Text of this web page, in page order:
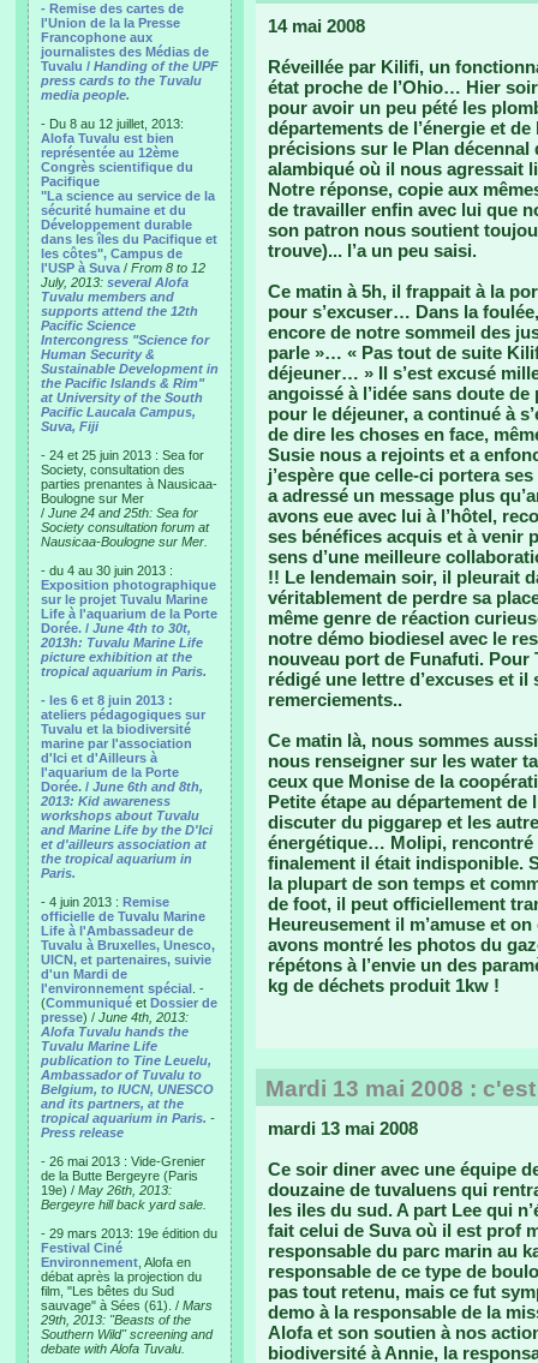
- Remise des cartes de
l'Union de la la Presse
Francophone aux
journalistes des Médias de
Tuvalu / Handing of the UPF
press cards to the Tuvalu
media people.
- Du 8 au 12 juillet, 2013:
Alofa Tuvalu est bien
représentée au 12ème
Congrès scientifique du
Pacifique
"La science au service de la
sécurité humaine et du
Développement durable
dans les îles du Pacifique et
les côtes", Campus de
l'USP à Suva / From 8 to 12
July, 2013: several Alofa
Tuvalu members and
supports attend the 12th
Pacific Science
Intercongress "Science for
Human Security &
Sustainable Development in
the Pacific Islands & Rim"
at University of the South
Pacific Laucala Campus,
Suva, Fiji
- 24 et 25 juin 2013 : Sea for
Society, consultation des
parties prenantes à Nausicaa-
Boulogne sur Mer
/ June 24 and 25th: Sea for
Society consultation forum at
Nausicaa-Boulogne sur Mer.
- du 4 au 30 juin 2013 :
Exposition photographique
sur le projet Tuvalu Marine
Life à l'aquarium de la Porte
Dorée. / June 4th to 30t,
2013h: Tuvalu Marine Life
picture exhibition at the
tropical aquarium in Paris.
- les 6 et 8 juin 2013 :
ateliers pédagogiques sur
Tuvalu et la biodiversité
marine par l'association
d'Ici et d'Ailleurs à
l'aquarium de la Porte
Dorée. / June 6th and 8th,
2013: Kid awareness
workshops about Tuvalu
and Marine Life by the D'Ici
et d'ailleurs association at
the tropical aquarium in
Paris.
- 4 juin 2013 : Remise
officielle de Tuvalu Marine
Life à l'Ambassadeur de
Tuvalu à Bruxelles, Unesco,
UICN, et partenaires, suivie
d'un Mardi de
l'environnement spécial . -
(Communiqué et Dossier de
presse) / June 4th, 2013:
Alofa Tuvalu hands the
Tuvalu Marine Life
publication to Tine Leuelu,
Ambassador of Tuvalu to
Belgium, to IUCN, UNESCO
and its partners, at the
tropical aquarium in Paris. -
Press release
- 26 mai 2013 : Vide-Grenier
de la Butte Bergeyre (Paris
19e) / May 26th, 2013:
Bergeyre hill back yard sale.
- 29 mars 2013: 19e édition du
Festival Ciné
Environnement , Alofa en
débat après la projection du
film, "Les bêtes du Sud
sauvage" à Sées (61). / Mars
29th, 2013: "Beasts of the
Southern Wild" screening and
debate with Alofa Tuvalu.
14 mai 2008
Réveillée par Kilifi, un
état proche de l’Ohio… Hier
pour avoir un peu pété les
départements de l’énergie et
précisions sur le Plan
alambiqué où il nous agressait
Notre réponse, copie aux
de travailler enfin avec lui que
son patron nous soutient
trouve)... l’a un peu saisi.
Ce matin à 5h, il frappait à la
pour s’excuser… Dans la
encore de notre sommeil des
parle »… « Pas tout de suite
déjeuner… » Il s’est excusé
angoissé à l’idée sans doute
pour le déjeuner, a continué à
de dire les choses en face,
Susie nous a rejoints et a
j’espère que celle-ci portera
a adressé un message plus
avons eue avec lui à l’hôtel,
ses bénéfices acquis et à venir
sens d’une meilleure
!! Le lendemain soir, il pleurait
véritablement de perdre sa
même genre de réaction
notre démo biodiesel avec le
nouveau port de Funafuti. Pour
rédigé une lettre d’excuses et il
remerciements..
Ce matin là, nous sommes
nous renseigner sur les water
ceux que Monise de la
Petite étape au département
discuter du piggarep et les
énergétique… Molipi, rencontré
finalement il était indisponible.
la plupart de son temps et
de foot, il peut officiellement
Heureusement il m’amuse et
avons montré les photos du
répétons à l’envie un des
kg de déchets produit 1kw !
Mardi 13 mai 2008 :
mardi 13 mai 2008
Ce soir diner avec une équipe
douzaine de tuvaluens qui
les iles du sud. A part Lee qui
fait celui de Suva où il est prof
responsable du parc marin au
responsable de ce type de
pas tout retenu, mais ce fut
demo à la responsable de la
Alofa et son soutien à nos
biodiversité à Annie, la